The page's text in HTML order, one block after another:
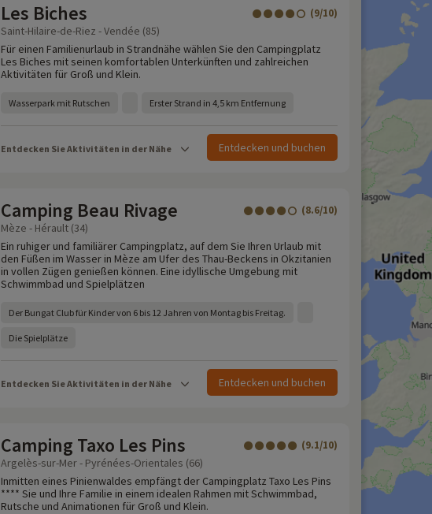
Les Biches (9/10)
Saint-Hilaire-de-Riez - Vendée (85)
Für einen Familienurlaub in Strandnähe wählen Sie den Campingplatz
Les Biches mit seinen komfortablen Unterkünften und zahlreichen
Aktivitäten für Groß und Klein.
Wasserpark mit Rutschen Erster Strand in 4,5 km Entfernung
Entdecken Sie Aktivitäten in der Nähe Entdecken und buchen
Camping Beau Rivage (8.6/10)
Mèze - Hérault (34)
Ein ruhiger und familiärer Campingplatz, auf dem Sie Ihren Urlaub mit
den Füßen im Wasser in Mèze am Ufer des Thau-Beckens in Okzitanien
in vollen Zügen genießen können. Eine idyllische Umgebung mit
Schwimmbad und Spielplätzen
Der Bungat Club für Kinder von 6 bis 12 Jahren von Montag bis Freitag.
Die Spielplätze
Entdecken Sie Aktivitäten in der Nähe Entdecken und buchen
Camping Taxo Les Pins (9.1/10)
Argelès-sur-Mer - Pyrénées-Orientales (66)
Inmitten eines Pinienwaldes empfängt der Campingplatz Taxo Les Pins
**** Sie und Ihre Familie in einem idealen Rahmen mit Schwimmbad,
Rutsche und Animationen für Groß und Klein.